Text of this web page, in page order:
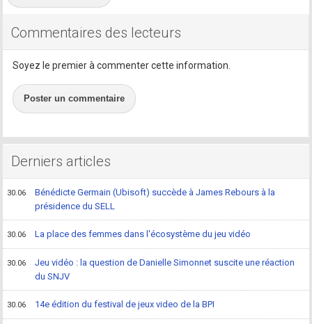
Commentaires des lecteurs
Soyez le premier à commenter cette information.
Poster un commentaire
Derniers articles
30.06
Bénédicte Germain (Ubisoft) succède à James Rebours à la
présidence du SELL
30.06 La place des femmes dans l'écosystème du jeu vidéo
30.06
Jeu vidéo : la question de Danielle Simonnet suscite une réaction
du SNJV
30.06 14e édition du festival de jeux video de la BPI